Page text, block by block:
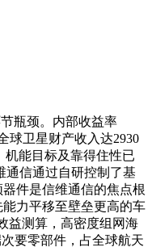
瓶颈。内部收益率
球卫星财产收入达2930
机能目标及靠得住性已
通信通过自研控制了基
件是信维通信的焦点根
力平移至壁垒更高的车
益测算，高密度组网海
要零部件，占全球航天